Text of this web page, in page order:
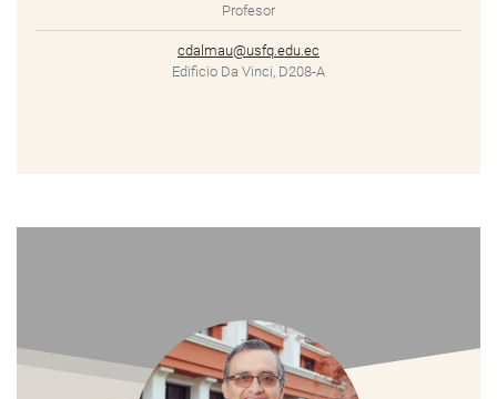
Profesor
cdalmau@usfq.edu.ec
Edificio Da Vinci, D208-A